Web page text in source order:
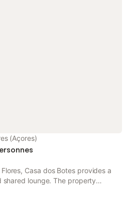
(Açores)
Casa dos Botes provides a
lounge. The property
Featuring family rooms, this
with a sun terrace.